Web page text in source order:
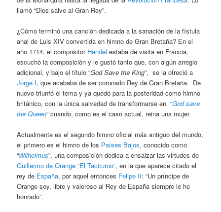
llamó “Dios salve al Gran Rey”.
¿Cómo terminó una canción dedicada a la sanación de la fístula
anal de Luis XIV convertida en himno de Gran Bretaña? En el
año 1714, el compositor Handel estaba de visita en Francia,
escuchó la composición y le gustó tanto que, con algún arreglo
adicional, y bajo el título “God Save the King”, se la ofreció a
Jorge I, que acababa de ser coronado Rey de Gran Bretaña. De
nuevo triunfó el tema y ya quedó para la posteridad como himno
británico, con la única salvedad de transformarse en “God save
the Queen” cuando, como es el caso actual, reina una mujer.
Actualmente es el segundo himno oficial más antiguo del mundo,
el primero es el himno de los Países Bajos, conocido como
“Wilhelmus”, una composición dedica a ensalzar las virtudes de
Guillermo de Orange “El Taciturno”, en la que aparece citado el
rey de España, por aquel entonces Felipe II: “Un príncipe de
Orange soy, libre y valeroso al Rey de España siempre le he
honrado”.